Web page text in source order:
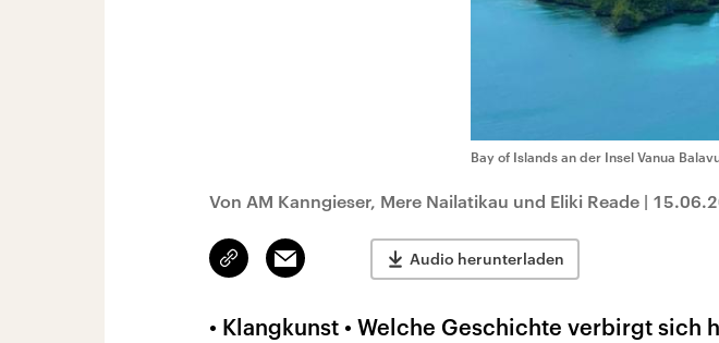
Bay of Islands an der Insel Vanua
Von AM Kanngieser, Mere Nailatikau und Eliki Reade |
Link
kopieren/teilen
Email Audio herunterladen
• Klangkunst • Welche Geschichte verbirgt